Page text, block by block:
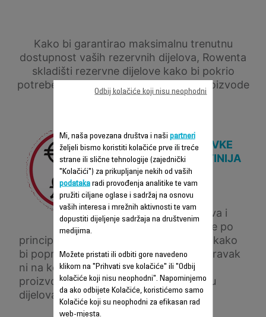
Kako bi garantirao maksimalnu trenutnu
dostupnost vaših rezervnih dijelova, Rowenta
skladišti rezervne dijelove kako bi pokrio
potrebe u godinama koje dolaze, na proizvode
čija je proizvodnja zaustavljena.
CIJENA POPRAVKE
JE ČESTO JEFTINIJA
OD ZAMJENE
PROIZVODA,
Radeći na cijeni
rezervnih dijelova i
nudeći popravke po
principu ključ u ruke, Rowenta čini sve kako
bi popravke bile što ekonomičnije. Popravak
ni na koji način ne mijenja kvalitetu
proizvoda, te je popravljen uz upotrebu
dijelova koje je odobrio brend.
Mi, naša povezana društva i naši partneri
željeli bismo koristiti kolačiće prve ili treće
strane ili slične tehnologije (zajednički
"Kolačići") za prikupljanje nekih od vaših
podatakaradi provođenja analitike te vam
pružiti ciljane oglase i sadržaj na osnovu
vaših interesa i mrežnih aktivnosti te vam
dopustiti dijeljenje sadržaja na društvenim
medijima.
Možete pristati ili odbiti gore navedeno
klikom na "Prihvati sve kolačiće" ili "Odbij
kolačiće koji nisu neophodni". Napominjemo
da ako odbijete Kolačiće, koristićemo samo
Kolačiće koji su neophodni za efikasan rad
web-mjesta.
Odbij kolačiće koji nisu neophodni